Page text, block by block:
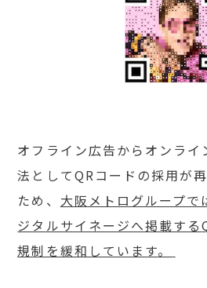
オフライン広告からオンライ
法としてQRコードの採用が
ため、 大阪メトログループ
ジタルサイネージへ掲載する
規制を緩和しています。